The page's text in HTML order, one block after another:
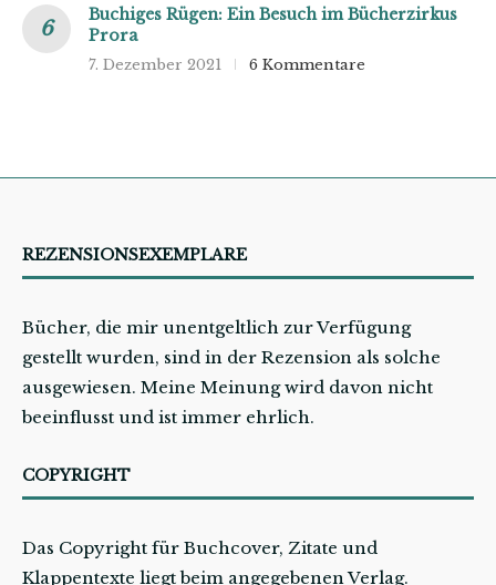
Buchiges Rügen: Ein Besuch im Bücherzirkus
Prora
7. Dezember 2021 6 Kommentare
REZENSIONSEXEMPLARE
Bücher, die mir unentgeltlich zur Verfügung
gestellt wurden, sind in der Rezension als solche
ausgewiesen. Meine Meinung wird davon nicht
beeinflusst und ist immer ehrlich.
COPYRIGHT
Das Copyright für Buchcover, Zitate und
Klappentexte liegt beim angegebenen Verlag.